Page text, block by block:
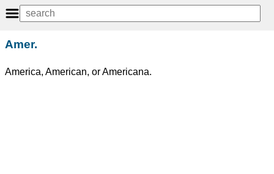
Amer.
America, American, or Americana.